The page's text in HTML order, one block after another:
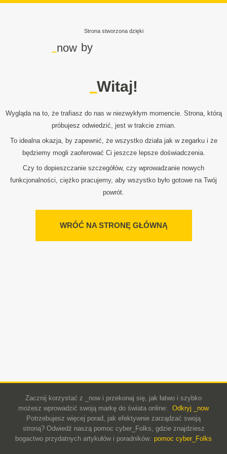
Strona stworzona dzięki
now by
Witaj!
Wygląda na to, że trafiasz do nas w niezwykłym momencie. Strona, którą
próbujesz odwiedzić, jest w trakcie zmian.
To idealna okazja, by zapewnić, że wszystko działa jak w zegarku i że
będziemy mogli zaoferować Ci jeszcze lepsze doświadczenia.
Czy to dopieszczanie szczegółów, czy wprowadzanie nowych
funkcjonalności, ciężko pracujemy, aby wszystko było gotowe na Twój
powrót.
WRÓĆ NA STRONĘ GŁÓWNĄ
Zacznij korzystać z _now i przekonaj się, jak łatwo i szybko
możesz wprowadzić swoją markę do świata online:
Odkryj _now
Potrzebujesz więcej porad, jak efektywnie zarządzać swoją
stroną? Odwiedź naszą pomoc cyber_Folks, gdzie znajdziesz
bogactwo przydatnych artykułów i poradników: pomoc cyber_Folks